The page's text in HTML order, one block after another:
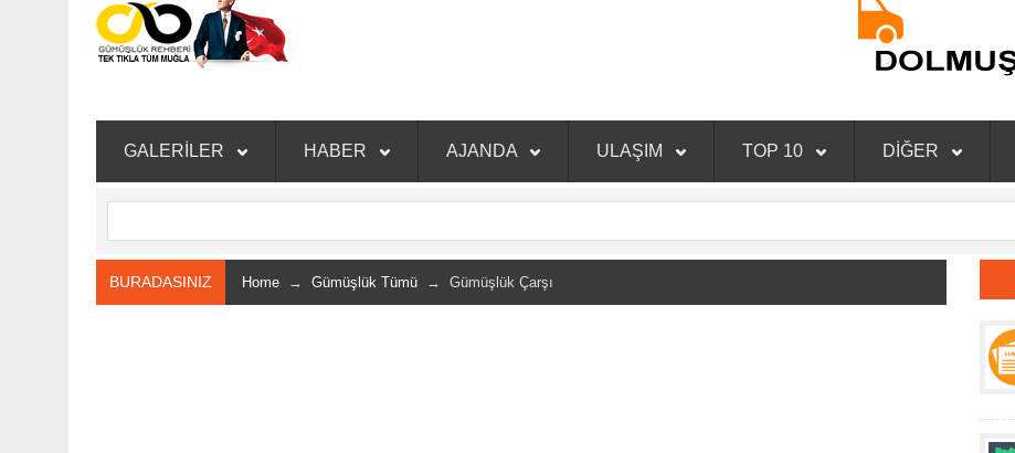
GALERİLER HABER AJANDA ULAŞIM TOP 10 DİĞER
BURADASINIZ Home → Gümüşlük Tümü → Gümüşlük Çarşı